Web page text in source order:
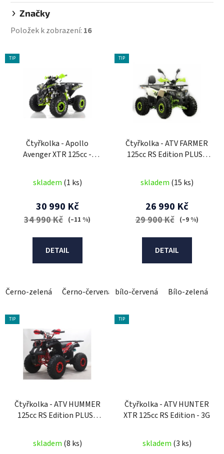
Značky
Položek k zobrazení: 16
V
ý
TIP
Čtyřkolka - Apollo
Avenger XTR 125cc -
skladem (1 ks)
30 990 Kč
34 990 Kč (–11 %)
DETAIL
Černo-zelená Černo-červená Bílo-oranžová
TIP
Čtyřkolka - ATV FARMER
125cc RS Edition PLUS -
skladem (15 ks)
26 990 Kč
29 900 Kč (–9 %)
DETAIL
bílo-červená Bílo-zelená
TIP
Čtyřkolka - ATV HUMMER
125cc RS Edition PLUS -
skladem (8 ks)
TIP
Čtyřkolka - ATV HUNTER
XTR 125cc RS Edition - 3G
skladem (3 ks)